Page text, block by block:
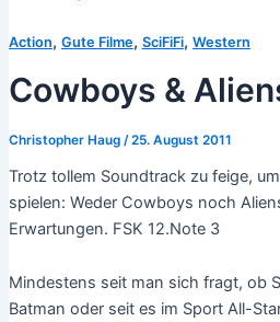
Action, Gute Filme, SciFiFi, Western
Cowboys &
Christopher Haug /25. August 2011
Trotz tollem Soundtrack zu feige,
spielen: Weder Cowboys noch
Erwartungen. FSK 12.Note 3
Mindestens seit man sich fragt, ob
Batman oder seit es im Sport All-